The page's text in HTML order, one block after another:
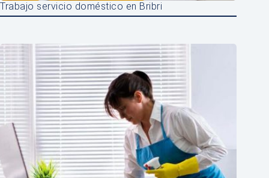
Trabajo servicio doméstico en Bribri